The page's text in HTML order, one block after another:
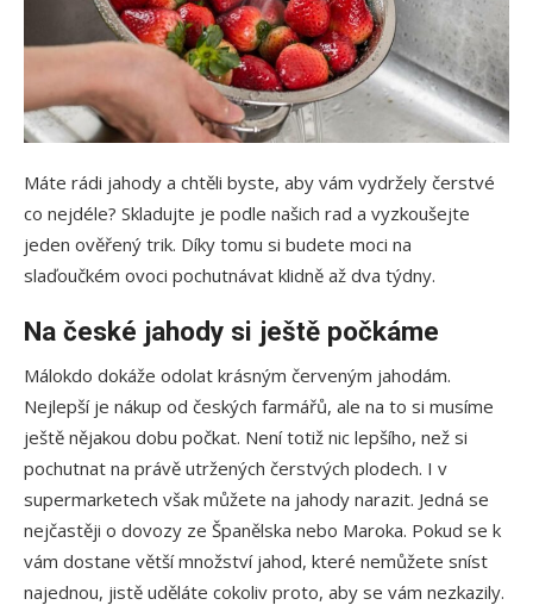
Máte rádi jahody a chtěli byste, aby vám vydržely čerstvé
co nejdéle? Skladujte je podle našich rad a vyzkoušejte
jeden ověřený trik. Díky tomu si budete moci na
slaďoučkém ovoci pochutnávat klidně až dva týdny.
Na české jahody si ještě počkáme
Málokdo dokáže odolat krásným červeným jahodám.
Nejlepší je nákup od českých farmářů, ale na to si musíme
ještě nějakou dobu počkat. Není totiž nic lepšího, než si
pochutnat na právě utržených čerstvých plodech. I v
supermarketech však můžete na jahody narazit. Jedná se
nejčastěji o dovozy ze Španělska nebo Maroka. Pokud se k
vám dostane větší množství jahod, které nemůžete sníst
najednou, jistě uděláte cokoliv proto, aby se vám nezkazily.